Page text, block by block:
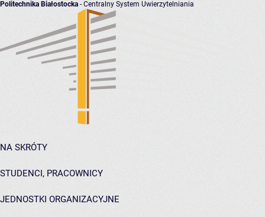
Politechnika Białostocka - Centralny System Uwierzytelniania
NA SKRÓTY
STUDENCI, PRACOWNICY
JEDNOSTKI ORGANIZACYJNE